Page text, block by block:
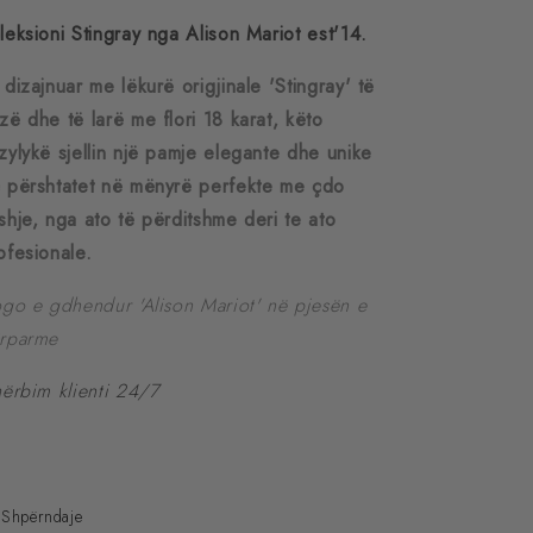
Stingray nga Alison Mariot est'14.
dizajnuar me lëkurë origjinale 'Stingray' të
dhe të larë me flori 18 karat, këto
sjellin një pamje elegante dhe unike
përshtatet në mënyrë perfekte me çdo
nga ato të përditshme deri te ato
e gdhendur 'Alison Mariot' në pjesën e
klienti 24/7
Shpërndaje